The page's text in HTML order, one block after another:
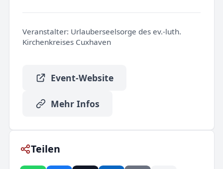
Veranstalter: Urlauberseelsorge des ev.-luth.
Kirchenkreises Cuxhaven
Event-Website
Mehr Infos
Teilen